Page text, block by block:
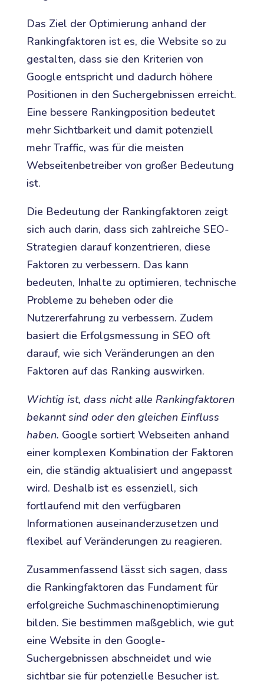
Das Ziel der Optimierung anhand der
Rankingfaktoren ist es, die Website so zu
gestalten, dass sie den Kriterien von
Google entspricht und dadurch höhere
Positionen in den Suchergebnissen erreicht.
Eine bessere Rankingposition bedeutet
mehr Sichtbarkeit und damit potenziell
mehr Traffic, was für die meisten
Webseitenbetreiber von großer Bedeutung
ist.
Die Bedeutung der Rankingfaktoren zeigt
sich auch darin, dass sich zahlreiche SEO-
Strategien darauf konzentrieren, diese
Faktoren zu verbessern. Das kann
bedeuten, Inhalte zu optimieren, technische
Probleme zu beheben oder die
Nutzererfahrung zu verbessern. Zudem
basiert die Erfolgsmessung in SEO oft
darauf, wie sich Veränderungen an den
Faktoren auf das Ranking auswirken.
Wichtig ist, dass nicht alle Rankingfaktoren
bekannt sind oder den gleichen Einfluss
haben. Google sortiert Webseiten anhand
einer komplexen Kombination der Faktoren
ein, die ständig aktualisiert und angepasst
wird. Deshalb ist es essenziell, sich
fortlaufend mit den verfügbaren
Informationen auseinanderzusetzen und
flexibel auf Veränderungen zu reagieren.
Zusammenfassend lässt sich sagen, dass
die Rankingfaktoren das Fundament für
erfolgreiche Suchmaschinenoptimierung
bilden. Sie bestimmen maßgeblich, wie gut
eine Website in den Google-
Suchergebnissen abschneidet und wie
sichtbar sie für potenzielle Besucher ist.